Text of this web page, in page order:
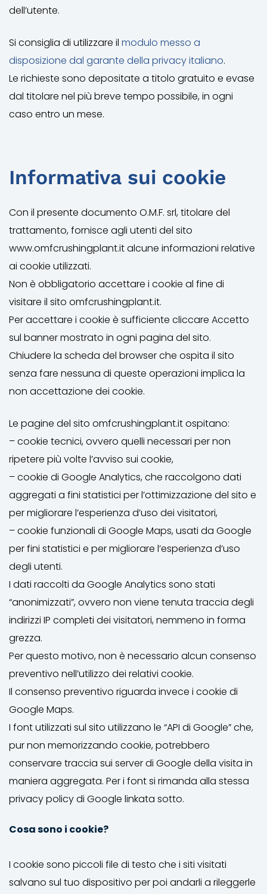
dell’utente.
Si consiglia di utilizzare il modulo messo a
disposizione dal garante della privacy italiano.
Le richieste sono depositate a titolo gratuito e evase
dal titolare nel più breve tempo possibile, in ogni
caso entro un mese.
Informativa sui cookie
Con il presente documento O.M.F. srl, titolare del
trattamento, fornisce agli utenti del sito
www.omfcrushingplant.it alcune informazioni relative
ai cookie utilizzati.
Non è obbligatorio accettare i cookie al fine di
visitare il sito omfcrushingplant.it.
Per accettare i cookie è sufficiente cliccare Accetto
sul banner mostrato in ogni pagina del sito.
Chiudere la scheda del browser che ospita il sito
senza fare nessuna di queste operazioni implica la
non accettazione dei cookie.
Le pagine del sito omfcrushingplant.it ospitano:
– cookie tecnici, ovvero quelli necessari per non
ripetere più volte l’avviso sui cookie,
– cookie di Google Analytics, che raccolgono dati
aggregati a fini statistici per l’ottimizzazione del sito e
per migliorare l’esperienza d’uso dei visitatori,
– cookie funzionali di Google Maps, usati da Google
per fini statistici e per migliorare l’esperienza d’uso
degli utenti.
I dati raccolti da Google Analytics sono stati
“anonimizzati”, ovvero non viene tenuta traccia degli
indirizzi IP completi dei visitatori, nemmeno in forma
grezza.
Per questo motivo, non è necessario alcun consenso
preventivo nell’utilizzo dei relativi cookie.
Il consenso preventivo riguarda invece i cookie di
Google Maps.
I font utilizzati sul sito utilizzano le “API di Google” che,
pur non memorizzando cookie, potrebbero
conservare traccia sui server di Google della visita in
maniera aggregata. Per i font si rimanda alla stessa
privacy policy di Google linkata sotto.
Cosa sono i cookie?
I cookie sono piccoli file di testo che i siti visitati
salvano sul tuo dispositivo per poi andarli a rileggerle